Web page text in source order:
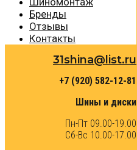
Бренды
Отзывы
Контакты
31shina@list.ru
+7 (920) 582-12-81
Шины и диски
Пн-Пт 09.00-19.00
Сб-Вс 10.00-17.00